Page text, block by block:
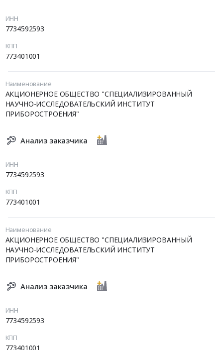
ИНН
7734592593
КПП
773401001
Наименование
АКЦИОНЕРНОЕ ОБЩЕСТВО "СПЕЦИАЛИЗИРОВАННЫЙ
НАУЧНО-ИССЛЕДОВАТЕЛЬСКИЙ ИНСТИТУТ
ПРИБОРОСТРОЕНИЯ"
Анализ заказчика
ИНН
7734592593
КПП
773401001
Наименование
АКЦИОНЕРНОЕ ОБЩЕСТВО "СПЕЦИАЛИЗИРОВАННЫЙ
НАУЧНО-ИССЛЕДОВАТЕЛЬСКИЙ ИНСТИТУТ
ПРИБОРОСТРОЕНИЯ"
Анализ заказчика
ИНН
7734592593
КПП
773401001